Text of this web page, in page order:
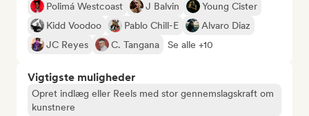
Polimá Westcoast J Balvin
Young Cister
Kidd Voodoo
Pablo Chill-E
Alvaro Diaz
JC Reyes
C. Tangana Se alle +10
Vigtigste muligheder
Opret indlæg eller Reels med stor gennemslagskraft om
kunstnere